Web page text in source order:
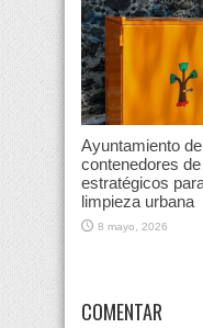
Ayuntamiento
contenedores
estratégicos
limpieza urbana
8 mayo, 2026
COMENTAR